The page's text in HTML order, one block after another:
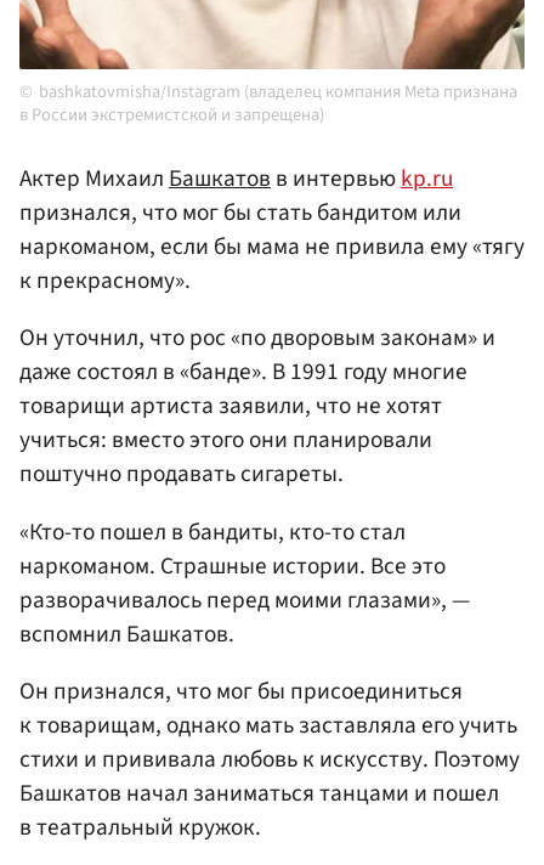
bashkatovmisha/Instagram (владелец компания Meta признана
в России экстремистской и запрещена)
Актер МихаилБашкатовв интервьюkp.ru
признался, что мог бы стать бандитом или
наркоманом, если бы мама не привила ему «тягу
к прекрасному».
Он уточнил, что рос «по дворовым законам» и
даже состоял в «банде». В 1991 году многие
товарищи артиста заявили, что не хотят
учиться: вместо этого они планировали
поштучно продавать сигареты.
«Кто-то пошел в бандиты, кто-то стал
наркоманом. Страшные истории. Все это
разворачивалось перед моими глазами», —
вспомнил Башкатов.
Он признался, что мог бы присоединиться
к товарищам, однако мать заставляла его учить
стихи и прививала любовь к искусству. Поэтому
Башкатов начал заниматься танцами и пошел
в театральный кружок.